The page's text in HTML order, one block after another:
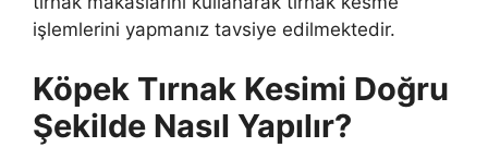
işlemlerini yapmanız tavsiye edilmektedir.
Köpek Tırnak Kesimi Doğru
Şekilde Nasıl Yapılır?